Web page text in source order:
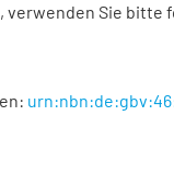
verwenden Sie bitte